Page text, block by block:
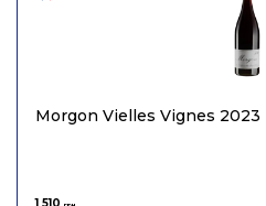
Morgon Vielles Vignes 2023